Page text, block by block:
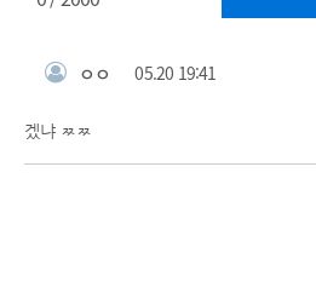
ㅇㅇ 05.20 19:41
겠냐 ㅉㅉ